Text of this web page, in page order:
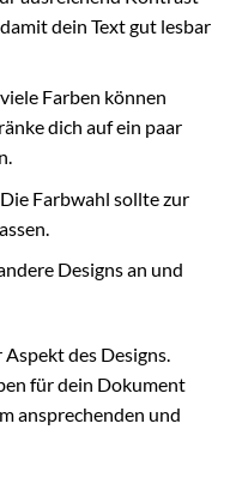
dein Text gut lesbar
Farben können
dich auf ein paar
Farbwahl sollte zur
Designs an und
des Designs.
für dein Dokument
ansprechenden und